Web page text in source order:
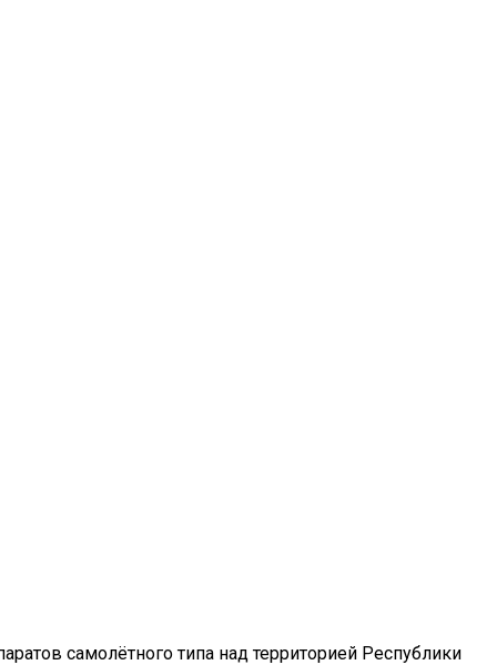
самолётного типа над территорией Республики